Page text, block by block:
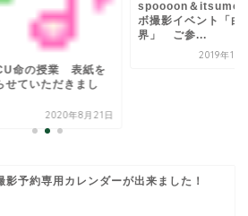
授業 表紙を
ただきまし
2020年8月21日
spoooon＆itsumo コラ
ボ撮影イベント「白の世
界」 ご参...
2019年10月13日
影予約専用カレンダーが出来ました！